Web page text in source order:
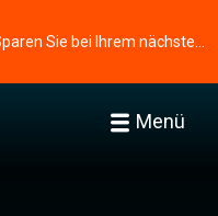
Menü